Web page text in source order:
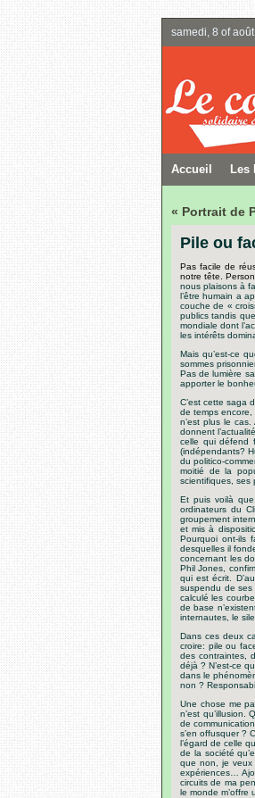
samedi, 8 of
Accueil Les
« Portrait de
Pile ou
Pas facile de
notre tête.
nous plaisons à
l’être humain a
couche de «
publics tandis
mondiale dont
les intérêts
Mais qu’est-ce
sommes
Pas de lumière
apporter le
C’est cette saga
de temps encore,
n’est plus le
donnent
celle qui défend
(indépendants?
du politico-
moitié de la
scientifiques, ses
Et puis voilà
ordinateurs du
groupement
et mis à
Pourquoi ont-ils
desquelles il
concernant les
Phil Jones,
qui est écrit.
suspendu de ses
calculé les
de base
internautes, le
Dans ces deux
croire: pile ou
des contraintes,
déjà ? N’est-ce
dans le
non ?
Une chose me
n’est qu’illusion.
de
s’en offusquer ?
l’égard de celle
de la société
que non, je veux
expériences…
circuits de ma
le monde m’offre